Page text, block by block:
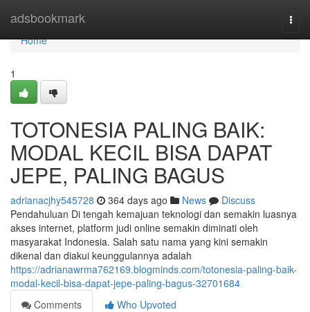
adsbookmark
Home
Home
1
TOTONESIA PALING BAIK:
MODAL KECIL BISA DAPAT
JEPE, PALING BAGUS
adrianacjhy545728 364 days ago News
Discuss
Pendahuluan Di tengah kemajuan teknologi dan semakin luasnya
akses internet, platform judi online semakin diminati oleh
masyarakat Indonesia. Salah satu nama yang kini semakin
dikenal dan diakui keunggulannya adalah
https://adrianawrma762169.blogminds.com/totonesia-paling-baik-
modal-kecil-bisa-dapat-jepe-paling-bagus-32701684
Comments
Who Upvoted